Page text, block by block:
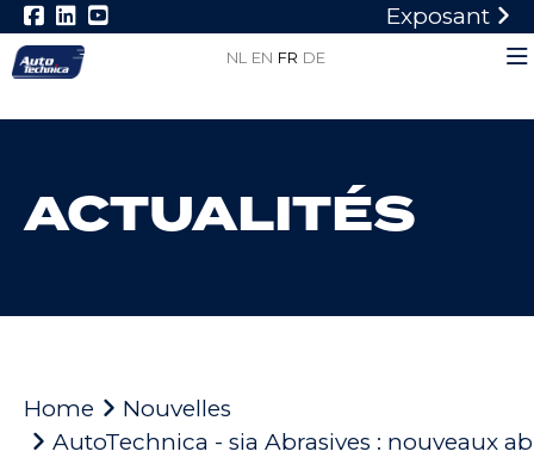
Exposant
NL EN FR DE
ACTUALITÉS
Home
Nouvelles
AutoTechnica - sia Abrasives : nouveaux